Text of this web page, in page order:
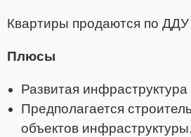
Квартиры продаются по ДДУ
Плюсы
Развитая
Предполагается
объектов инфраструктуры.